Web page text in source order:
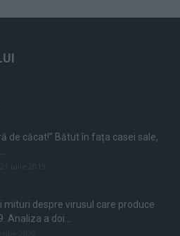
de căcat!” Bătut în fața casei sale,
mituri despre virusul care produce
Analiza a doi...